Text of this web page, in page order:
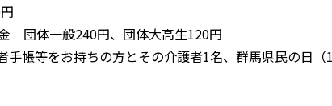
団体一般240円、団体大高生120円
手帳等をお持ちの方とその介護者1名、群馬県民の日